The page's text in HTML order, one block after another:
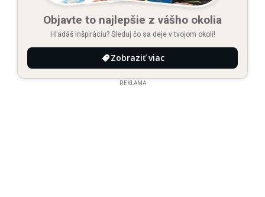
Objavte to najlepšie z vášho okolia
Hľadáš inšpiráciu? Sleduj čo sa deje v tvojom okolí!
Zobraziť viac
REKLAMA